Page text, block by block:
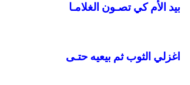
بيد الأم كي تصـون الغلامـا
اغزلي الثوب ثم بيعيه حتـى